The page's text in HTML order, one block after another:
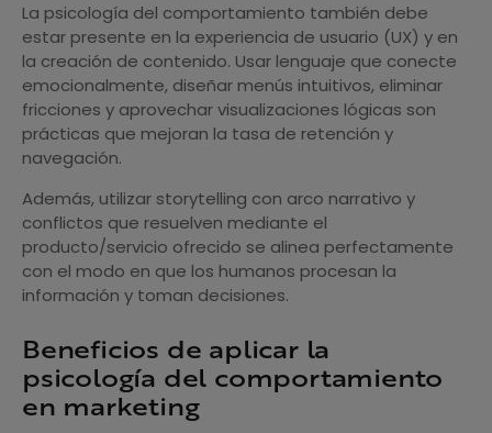
La psicología del comportamiento también debe
estar presente en la experiencia de usuario (UX) y en
la creación de contenido. Usar lenguaje que conecte
emocionalmente, diseñar menús intuitivos, eliminar
fricciones y aprovechar visualizaciones lógicas son
prácticas que mejoran la tasa de retención y
navegación.
Además, utilizar storytelling con arco narrativo y
conflictos que resuelven mediante el
producto/servicio ofrecido se alinea perfectamente
con el modo en que los humanos procesan la
información y toman decisiones.
Beneficios de aplicar la
psicología del comportamiento
en marketing